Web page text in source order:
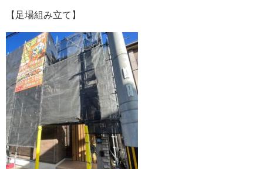
【足場組み立て】